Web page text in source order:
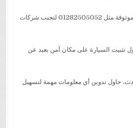
تأكد دائمًا من الاتصال بأرقام موثوقة مثل 01282505052 لتجنب شركات
تثبيت السيارة على مكان آمن بعيد عن
حاول تدوين أي معلومات مهمة لتسهيل